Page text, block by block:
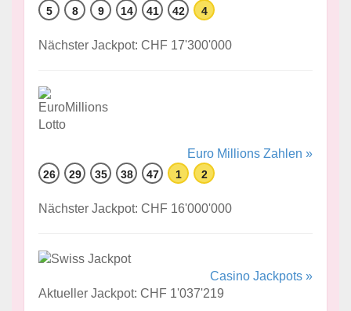
5 8 9 14 41 42 4
Nächster Jackpot: CHF 17'300'000
Euro Millions Zahlen »
26 29 35 38 47 1 2
Nächster Jackpot: CHF 16'000'000
Casino Jackpots »
Aktueller Jackpot: CHF 1'037'219